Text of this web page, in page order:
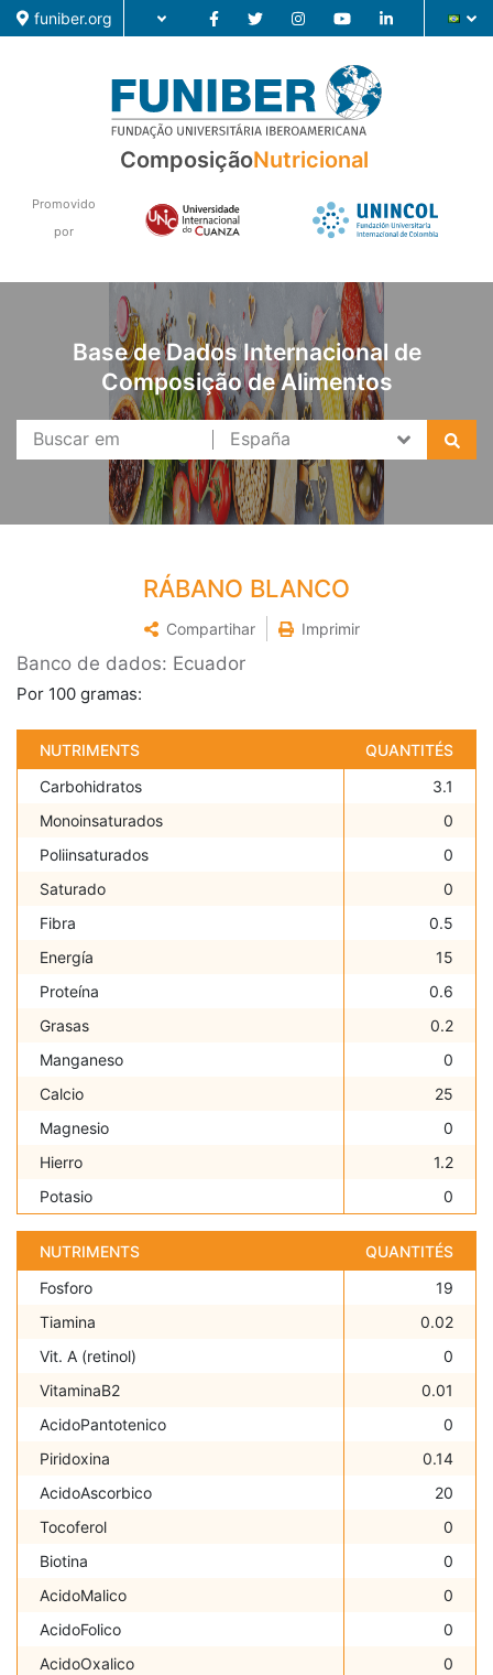
funiber.org
Formação
Pesquisa
Notícias
ComposiçãoNutricional
Promovido
por
Base de Dados Internacional de
Composição de Alimentos
RÁBANO BLANCO
Compartihar Imprimir
Banco de dados: Ecuador
Por 100 gramas:
NUTRIMENTS
QUANTITÉS
Carbohidratos
3.1
Monoinsaturados
0
Poliinsaturados
0
Saturado
0
Fibra
0.5
Energía
15
Proteína
0.6
Grasas
0.2
Manganeso
0
Calcio
25
Magnesio
0
Hierro
1.2
Potasio
0
NUTRIMENTS
QUANTITÉS
Fosforo
19
Tiamina
0.02
Vit. A (retinol)
0
VitaminaB2
0.01
AcidoPantotenico
0
Piridoxina
0.14
AcidoAscorbico
20
Tocoferol
0
Biotina
0
AcidoMalico
0
AcidoFolico
0
AcidoOxalico
0